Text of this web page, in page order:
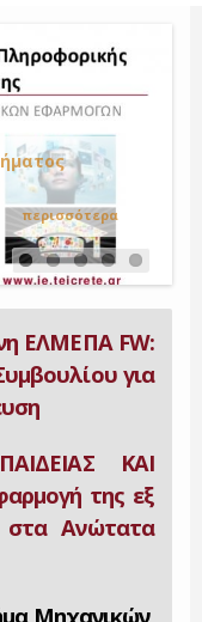
περισσότερα
Σπουδές
εξελίξεις και
στην ανώτατη
η παγιωμένη
του
περισσότερα
Μηχανικός
τις
για την πλήρη
εγκατάσταση,
συστημάτων..
περισσότερα
Μηχανικών
Κρήτης είναι η
και σε
περισσότερα
περισσότερα
ΕΛΜΕΠΑ FW:
για
ΚΑΙ
της εξ
στα Ανώτατα
Μηχανικών